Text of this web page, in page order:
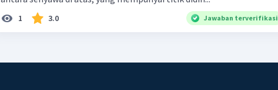
1 3.0 Jawaban terverifikasi